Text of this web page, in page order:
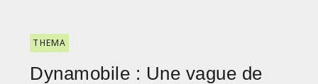
THEMA
Dynamobile : Une vague de